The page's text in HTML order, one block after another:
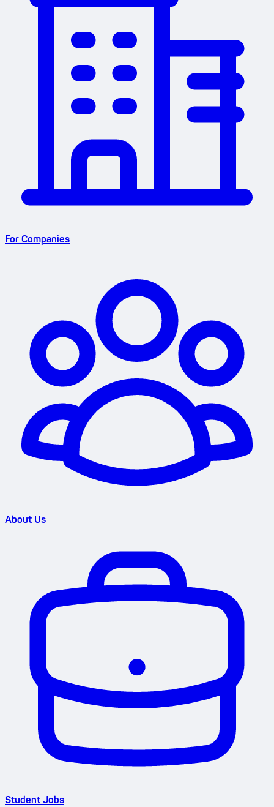
For Companies
About Us
Student Jobs